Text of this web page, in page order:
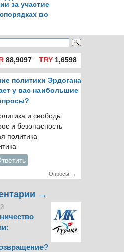
за участие
во
88,9097 TRY1,6598
политики Эрдогана
у вас наибольшие
и свободы
и безопасность
политика
Опросы →
→